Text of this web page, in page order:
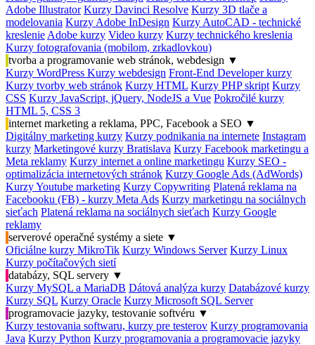
Adobe Illustrator Kurzy Davinci Resolve Kurzy 3D tlače a
modelovania Kurzy Adobe InDesign Kurzy AutoCAD - technické
kreslenie Adobe kurzy Video kurzy Kurzy technického kreslenia
Kurzy fotografovania (mobilom, zrkadlovkou)
tvorba a programovanie web stránok, webdesign ▼
Kurzy WordPress Kurzy webdesign Front-End Developer kurzy
Kurzy tvorby web stránok Kurzy HTML Kurzy PHP skript Kurzy
CSS Kurzy JavaScript, jQuery, NodeJS a Vue Pokročilé kurzy
HTML 5, CSS 3
internet marketing a reklama, PPC, Facebook a SEO ▼
Digitálny marketing kurzy Kurzy podnikania na internete Instagram
kurzy Marketingové kurzy Bratislava Kurzy Facebook marketingu a
Meta reklamy Kurzy internet a online marketingu Kurzy SEO -
optimalizácia internetových stránok Kurzy Google Ads (AdWords)
Kurzy Youtube marketing Kurzy Copywriting Platená reklama na
Facebooku (FB) - kurzy Meta Ads Kurzy marketingu na sociálnych
sieťach Platená reklama na sociálnych sieťach Kurzy Google
reklamy
serverové operačné systémy a siete ▼
Oficiálne kurzy MikroTik Kurzy Windows Server Kurzy Linux
Kurzy počítačových sietí
databázy, SQL servery ▼
Kurzy MySQL a MariaDB Dátová analýza kurzy Databázové kurzy
Kurzy SQL Kurzy Oracle Kurzy Microsoft SQL Server
programovacie jazyky, testovanie softvéru ▼
Kurzy testovania softwaru, kurzy pre testerov Kurzy programovania
Java Kurzy Python Kurzy programovania a programovacie jazyky